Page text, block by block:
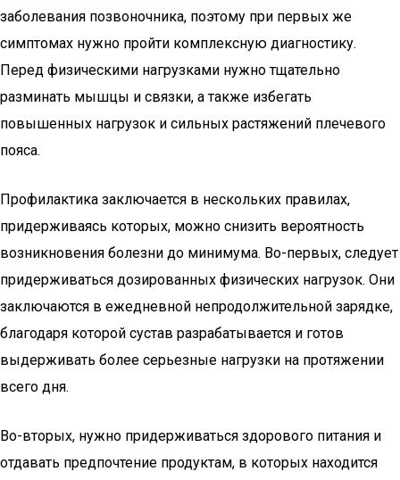
заболевания позвоночника, поэтому при первых же
симптомах нужно пройти комплексную диагностику.
Перед физическими нагрузками нужно тщательно
разминать мышцы и связки, а также избегать
повышенных нагрузок и сильных растяжений плечевого
пояса.
Профилактика заключается в нескольких правилах,
придерживаясь которых, можно снизить вероятность
возникновения болезни до минимума. Во-первых, следует
придерживаться дозированных физических нагрузок. Они
заключаются в ежедневной непродолжительной зарядке,
благодаря которой сустав разрабатывается и готов
выдерживать более серьезные нагрузки на протяжении
всего дня.
Во-вторых, нужно придерживаться здорового питания и
отдавать предпочтение продуктам, в которых находится